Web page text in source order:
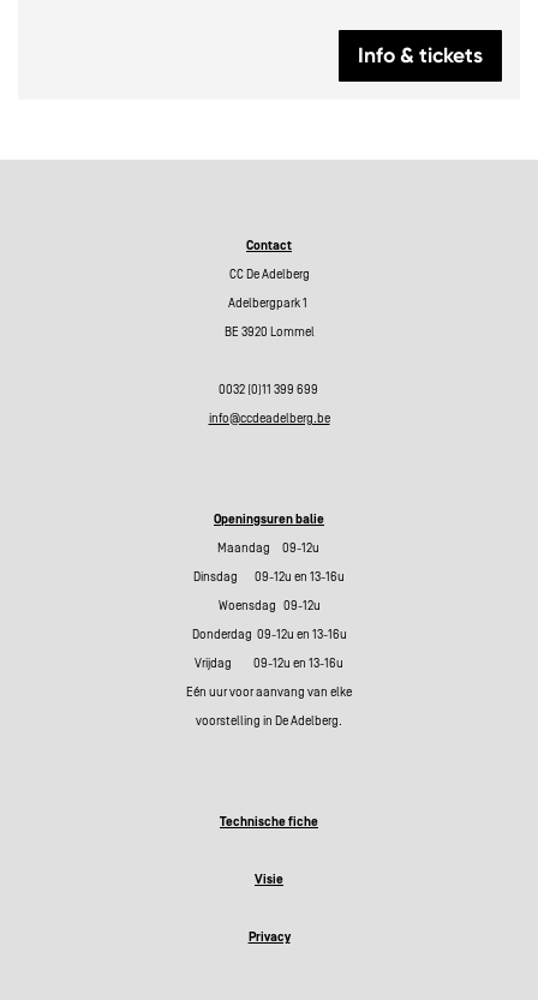
Info & tickets
Contact
CC De Adelberg
Adelbergpark 1
BE 3920 Lommel
0032 (0)11 399 699
info@ccdeadelberg.be
Openingsuren balie
Maandag 09-12u
Dinsdag 09-12u en 13-16u
Woensdag 09-12u
Donderdag 09-12u en 13-16u
Vrijdag 09-12u en 13-16u
Eén uur voor aanvang van elke
voorstelling in De Adelberg.
Technische fiche
Visie
Privacy